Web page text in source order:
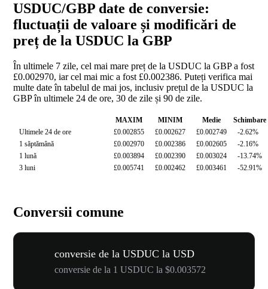
USDUC/GBP date de conversie:
fluctuații de valoare și modificări de
preț de la USDUC la GBP
În ultimele 7 zile, cel mai mare preț de la USDUC la GBP a fost
£0.002970, iar cel mai mic a fost £0.002386. Puteți verifica mai
multe date în tabelul de mai jos, inclusiv prețul de la USDUC la
GBP în ultimele 24 de ore, 30 de zile și 90 de zile.
MAXIM MINIM Medie
Schimbare
Ultimele 24 de ore
£0.002855 £0.002627 £0.002749
-2.62%
1 săptămână
£0.002970 £0.002386 £0.002605
-2.16%
1 lună
£0.003894 £0.002390 £0.003024
-13.74%
3 luni
£0.005741 £0.002462 £0.003461 -52.91%
Conversii comune
conversie de la USDUC la USD
conversie de la 1 USDUC la $0.003572